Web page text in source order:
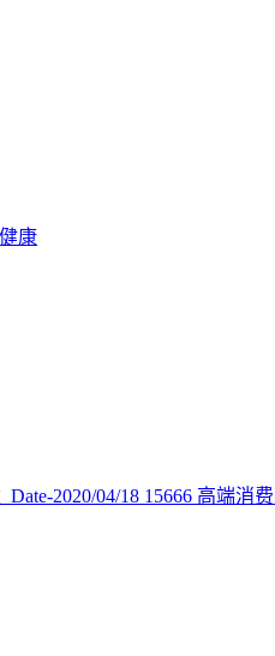
康
Date-2020/04/18 15666 高端消